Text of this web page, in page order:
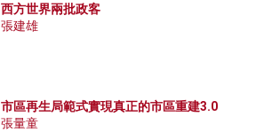
西方世界兩批政客
張建雄
市區再生局範式實現真正的市區重建3.0
張量童